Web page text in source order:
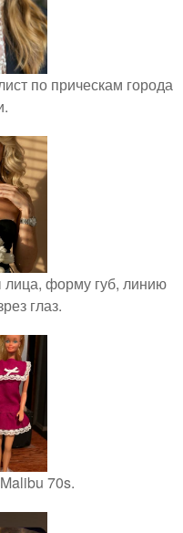
по прическам города
форму губ, линию
глаз.
70s.